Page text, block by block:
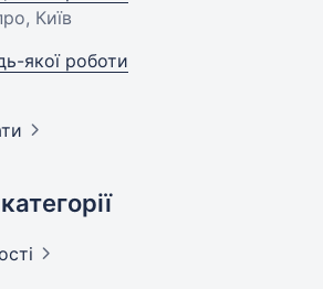
Київ
якої роботи